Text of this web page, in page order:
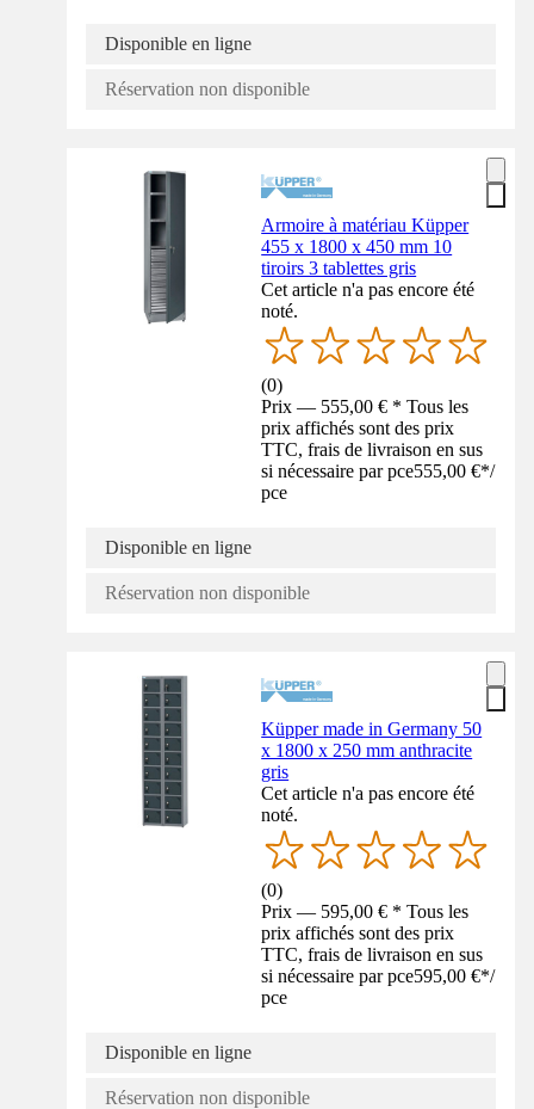
Disponible en ligne
Réservation non disponible
Armoire à matériau Küpper
455 x 1800 x 450 mm 10
tiroirs 3 tablettes gris
Cet article n'a pas encore été
noté.
(0)
Prix — 555,00 € * Tous les
prix affichés sont des prix
TTC, frais de livraison en sus
si nécessaire par pce555,00 €*/
pce
Disponible en ligne
Réservation non disponible
Küpper made in Germany 50
x 1800 x 250 mm anthracite
gris
Cet article n'a pas encore été
noté.
(0)
Prix — 595,00 € * Tous les
prix affichés sont des prix
TTC, frais de livraison en sus
si nécessaire par pce595,00 €*/
pce
Disponible en ligne
Réservation non disponible